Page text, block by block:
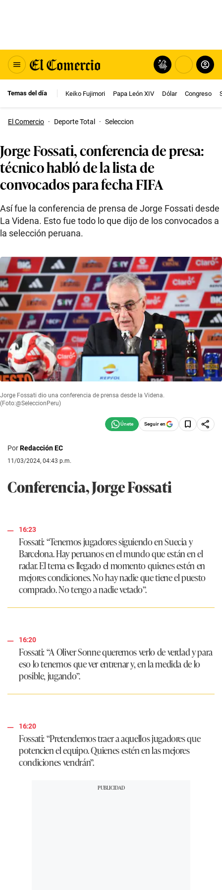
Temas del día Keiko Fujimori Papa León XIV Dólar Congreso
El Comercio · Deporte Total · Seleccion
Jorge Fossati, conferencia de presa:
técnico habló de la lista de
convocados para fecha FIFA
Así fue la conferencia de prensa de Jorge Fossati desde
La Videna. Esto fue todo lo que dijo de los convocados a
la selección peruana.
Jorge Fossati dio una conferencia de prensa desde la Videna.
(Foto:@SeleccionPeru)
Seguir en
PorRedacción EC
11/03/2024, 04:43 p.m.
Conferencia, Jorge Fossati
16:23
Fossati: “Tenemos jugadores siguiendo en Suecia y
Barcelona. Hay peruanos en el mundo que están en el
radar. El tema es llegado el momento quienes estén en
mejores condiciones. No hay nadie que tiene el puesto
comprado. No tengo a nadie vetado”.
16:20
Fossati: “A Oliver Sonne queremos verlo de verdad y para
eso lo tenemos que ver entrenar y, en la medida de lo
posible, jugando”.
16:20
Fossati: “Pretendemos traer a aquellos jugadores que
potencien el equipo. Quienes estén en las mejores
condiciones vendrán”.